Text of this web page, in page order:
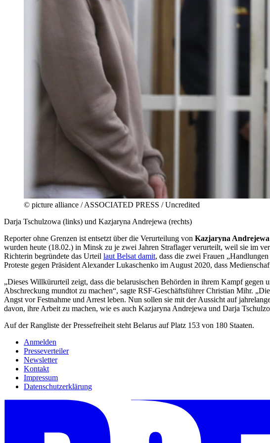
© picture alliance / ASSOCIATED PRESS / Uncredited
Darja Tschulzowa (links) und Kazjaryna Andrejewa (rechts)
Reporter ohne Grenzen ist entsetzt über die Verurteilung von Kazjaryna Andrejewa
wurden heute (18.02.) in Minsk zu je zwei Jahren Straflager verurteilt, weil sie im
Richterin begründete das Urteil laut Belsat damit, dass die zwei Frauen
Proteste gegen Präsident Alexander Lukaschenko im August 2020, dass
„Dieses Willkürurteil zeigt, dass die belarusischen Behörden in ihrem Kampf
Abschreckung mundtot zu machen“, sagte RSF-Geschäftsführer Christian Mihr.
Angst vor Festnahme und Arrest leben. Nun sollen sie mit der Aussicht auf
davon, ihre Arbeit zu machen, wie es auch Kazjaryna Andrejewa und Darja
Auf der Rangliste der Pressefreiheit steht Belarus auf Platz 153 von 180 Staaten.
Anmelden
Presseverteiler
Newsletter
Kontakt
Impressum
Datenschutzerklärung